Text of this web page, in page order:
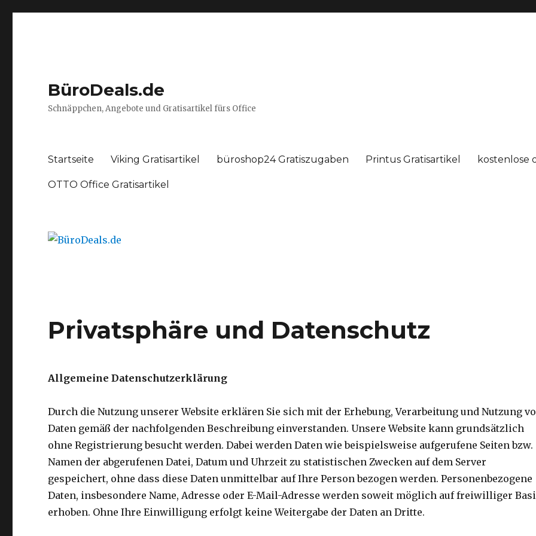
BüroDeals.de
Schnäppchen, Angebote und Gratisartikel fürs Office
Startseite Viking Gratisartikel büroshop24 Gratiszugaben Printus Gratisartikel kostenlose
OTTO Office Gratisartikel
Privatsphäre und Datenschutz
Allgemeine Datenschutzerklärung
Durch die Nutzung unserer Website erklären Sie sich mit der Erhebung, Verarbeitung und Nutzung
Daten gemäß der nachfolgenden Beschreibung einverstanden. Unsere Website kann grundsätzlich
ohne Registrierung besucht werden. Dabei werden Daten wie beispielsweise aufgerufene Seiten bzw.
Namen der abgerufenen Datei, Datum und Uhrzeit zu statistischen Zwecken auf dem Server
gespeichert, ohne dass diese Daten unmittelbar auf Ihre Person bezogen werden. Personenbezogene
Daten, insbesondere Name, Adresse oder E-Mail-Adresse werden soweit möglich auf freiwilliger
erhoben. Ohne Ihre Einwilligung erfolgt keine Weitergabe der Daten an Dritte.